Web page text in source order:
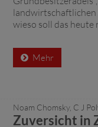
wieso soll das heute
Mehr
Noam Chomsky, C J
Zuversicht in